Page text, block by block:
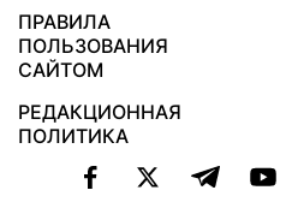
ПРАВИЛА
ПОЛЬЗОВАНИЯ
САЙТОМ
РЕДАКЦИОННАЯ
ПОЛИТИКА